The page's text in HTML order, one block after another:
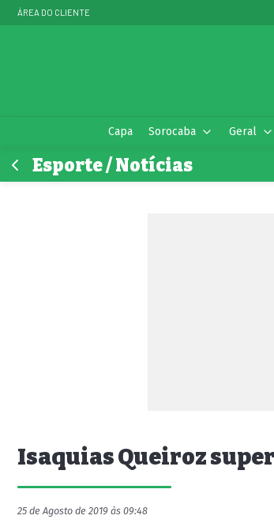
ÁREA DO CLIENTE
Capa Sorocaba Geral
Esporte / Notícias
Isaquias Queiroz
25 de Agosto de 2019 às 09:48